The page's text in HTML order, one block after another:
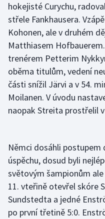
Golf
Gymnastika
Házená
Jezdectví
Judo
Lezení
Lyže a snowboard
Moderní pětiboj
hokejisté Curychu,
střele Fankhausera.
Kohonen, ale v druhém
Matthiasem
trenérem Petterim
oběma titulům, vedení
části snížil Järvi a v 54.
Moilanen. V úvodu
naopak Streita prostřelil
Němci dosáhli
úspěchu, dosud byli
světovým šampionům
11. vteřině otevřel skóre
Sundstedta a jedné
po první třetině 5:0.